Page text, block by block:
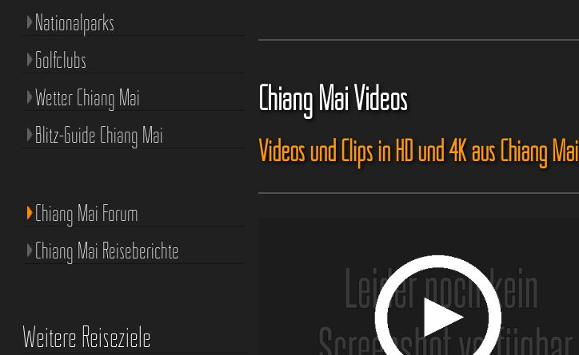
Chiang Mai Videos
Videos und Clips in HD und 4K aus Chiang Mai
Nationalparks
Golfclubs
Wetter Chiang Mai
Blitz-Guide Chiang Mai
Chiang Mai Forum
Chiang Mai Reiseberichte
Weitere Reiseziele